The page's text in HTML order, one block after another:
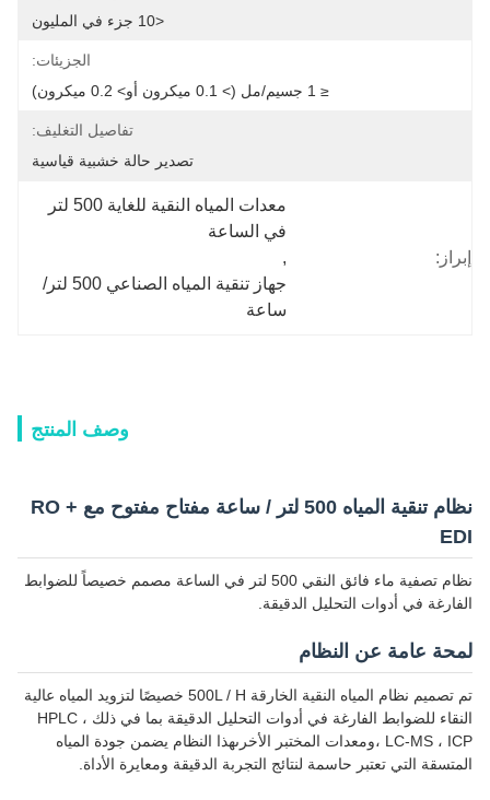
<10 جزء في المليون
الجزيئات:
≤ 1 جسيم/مل (> 0.1 ميكرون أو> 0.2 ميكرون)
تفاصيل التغليف:
تصدير حالة خشبية قياسية
إبراز:
في الساعة
,
جهاز تنقية المياه الصناعي 500 لتر/
ساعة
وصف المنتج
نظام تنقية المياه 500 لتر / ساعة مفتاح مفتوح مع RO +
EDI
نظام تصفية ماء فائق النقي 500 لتر في الساعة مصمم خصيصاً للضوابط
الفارغة في أدوات التحليل الدقيقة.
لمحة عامة عن النظام
تم تصميم نظام المياه النقية الخارقة 500L / H خصيصًا لتزويد المياه عالية
النقاء للضوابط الفارغة في أدوات التحليل الدقيقة بما في ذلك HPLC ،
LC-MS ، ICP ،ومعدات المختبر الأخرىهذا النظام يضمن جودة المياه
المتسقة التي تعتبر حاسمة لنتائج التجربة الدقيقة ومعايرة الأداة.